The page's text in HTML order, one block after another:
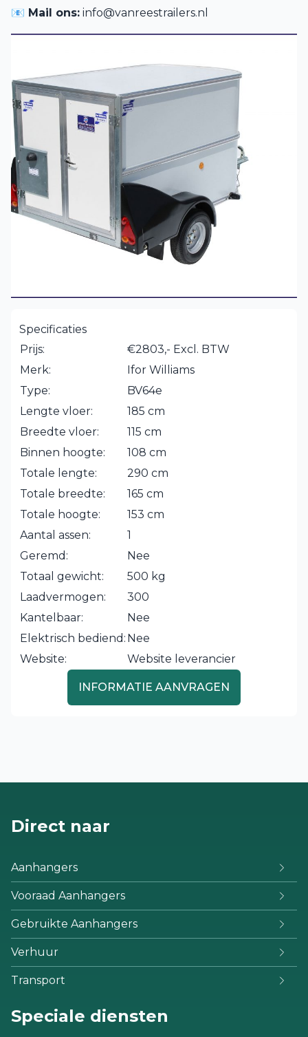
📧 Mail ons: info@vanreestrailers.nl
Specificaties
Prijs:
€2803,- Excl. BTW
Merk:
Ifor Williams
Type:
BV64e
Lengte vloer:
185 cm
Breedte vloer:
115 cm
Binnen hoogte:
108 cm
Totale lengte:
290 cm
Totale breedte:
165 cm
Totale hoogte:
153 cm
Aantal assen:
1
Geremd:
Nee
Totaal gewicht:
500 kg
Laadvermogen:
300
Kantelbaar:
Nee
Elektrisch bediend: Nee
Website:
Website leverancier
INFORMATIE AANVRAGEN
Direct naar
Aanhangers
Vooraad Aanhangers
Gebruikte Aanhangers
Verhuur
Transport
Speciale diensten